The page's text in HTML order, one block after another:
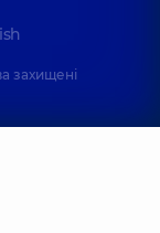
захищені